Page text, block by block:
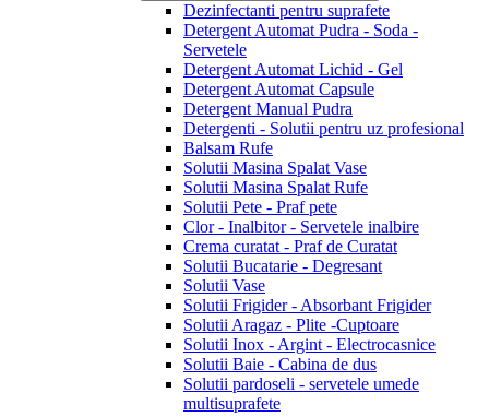
Dezinfectanti pentru suprafete
Detergent Automat Pudra - Soda -
Servetele
Detergent Automat Lichid - Gel
Detergent Automat Capsule
Detergent Manual Pudra
Detergenti - Solutii pentru uz profesional
Balsam Rufe
Solutii Masina Spalat Vase
Solutii Masina Spalat Rufe
Solutii Pete - Praf pete
Clor - Inalbitor - Servetele inalbire
Crema curatat - Praf de Curatat
Solutii Bucatarie - Degresant
Solutii Vase
Solutii Frigider - Absorbant Frigider
Solutii Aragaz - Plite -Cuptoare
Solutii Inox - Argint - Electrocasnice
Solutii Baie - Cabina de dus
Solutii pardoseli - servetele umede
multisuprafete